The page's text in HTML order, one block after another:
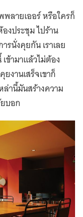
พลายเออร์ หรือใครก็
งประชุม ไปร้าน
รนั่งคุยกัน เราเลย
ข้ามาแล้วไม่ต้อง
งานเสร็จเขาก็
านี้มันสร้างความ
บอก